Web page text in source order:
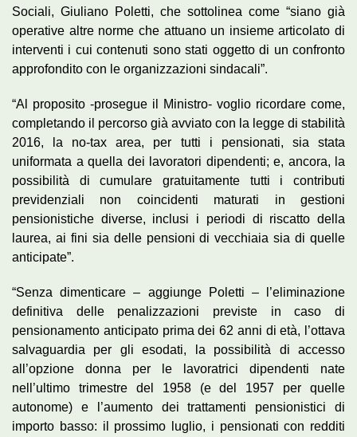
Sociali, Giuliano Poletti, che sottolinea come “siano già
operative altre norme che attuano un insieme articolato di
interventi i cui contenuti sono stati oggetto di un confronto
approfondito con le organizzazioni sindacali”.
“Al proposito -prosegue il Ministro- voglio ricordare come,
completando il percorso già avviato con la legge di stabilità
2016, la no-tax area, per tutti i pensionati, sia stata
uniformata a quella dei lavoratori dipendenti; e, ancora, la
possibilità di cumulare gratuitamente tutti i contributi
previdenziali non coincidenti maturati in gestioni
pensionistiche diverse, inclusi i periodi di riscatto della
laurea, ai fini sia delle pensioni di vecchiaia sia di quelle
anticipate”.
“Senza dimenticare – aggiunge Poletti – l’eliminazione
definitiva delle penalizzazioni previste in caso di
pensionamento anticipato prima dei 62 anni di età, l’ottava
salvaguardia per gli esodati, la possibilità di accesso
all’opzione donna per le lavoratrici dipendenti nate
nell’ultimo trimestre del 1958 (e del 1957 per quelle
autonome) e l’aumento dei trattamenti pensionistici di
importo basso: il prossimo luglio, i pensionati con redditi